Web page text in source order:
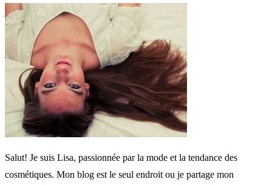
Salut! Je suis Lisa, passionnée par la mode et la tendance des
cosmétiques. Mon blog est le seul endroit ou je partage mon